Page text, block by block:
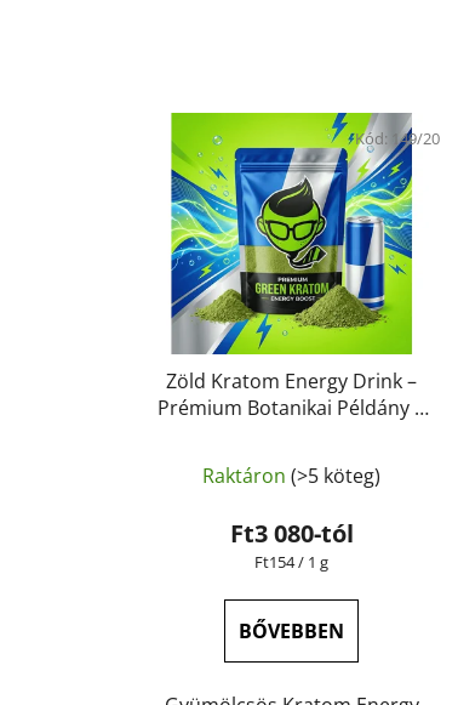
Zöld Kratom Energy Drink –
Prémium Botanikai Példány |
Raktáron(>5 köteg)
Ft3 080-tól
Egységár:
Ft154 / 1 g
BŐVEBBEN
Kód: 149/20